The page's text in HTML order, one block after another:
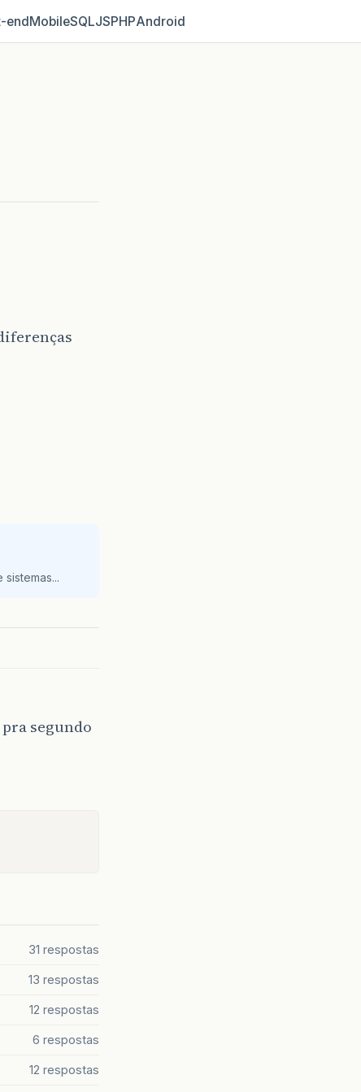
MobileSQLJSPHPAndroid
segundo
31 respostas
13 respostas
12 respostas
6 respostas
12 respostas